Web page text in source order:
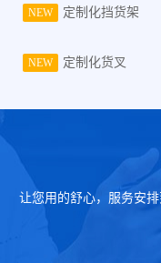
NEW 定制化挡货架
NEW 定制化货叉
让您用的舒心，服务安